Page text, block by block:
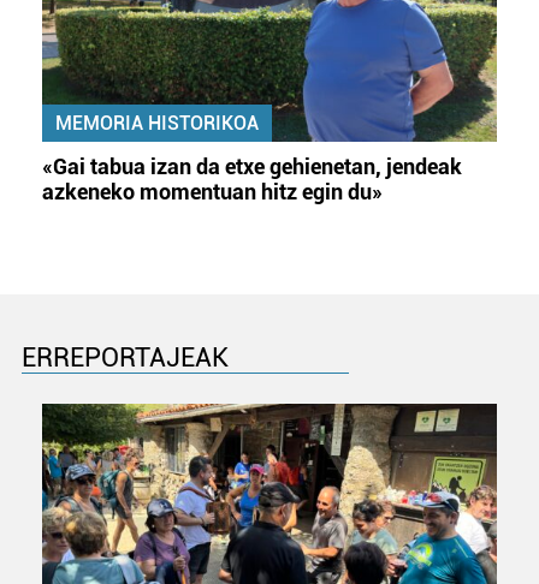
MEMORIA HISTORIKOA
«Gai tabua izan da etxe gehienetan, jendeak
azkeneko momentuan hitz egin du»
ERREPORTAJEAK